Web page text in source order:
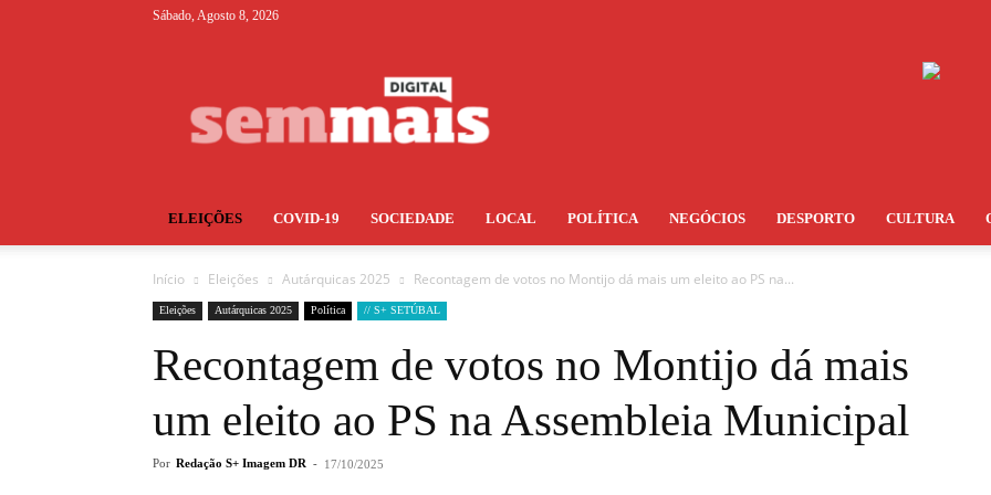
Sábado, Agosto 8, 2026
ELEIÇÕES COVID-19 SOCIEDADE LOCAL POLÍTICA NEGÓCIOS DESPORTO CULTURA
Início Eleições Autárquicas 2025 Recontagem de votos no Montijo dá mais um eleito ao PS na...
Eleições Autárquicas 2025 Política // S+ SETÚBAL
Recontagem de votos no Montijo dá mais
um eleito ao PS na Assembleia Municipal
Por Redação S+ Imagem DR - 17/10/2025